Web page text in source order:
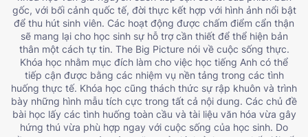
gốc, với bối cảnh quốc tế, đời thực kết hợp với hình ảnh nổi bật
để thu hút sinh viên. Các hoạt động được chấm điểm cẩn thận
sẽ mang lại cho học sinh sự hỗ trợ cần thiết để thể hiện bản
thân một cách tự tin. The Big Picturenói về cuộc sống thực.
Khóa học nhằm mục đích làm cho việc học tiếng Anh có thể
tiếp cận được bằng các nhiệm vụ nền tảng trong các tình
huống thực tế. Khóa học cũng thách thức sự rập khuôn và trình
bày những hình mẫu tích cực trong tất cả nội dung. Các chủ đề
bài học lấy các tình huống toàn cầu và tài liệu văn hóa vừa gây
hứng thú vừa phù hợp ngay với cuộc sống của học sinh. Do